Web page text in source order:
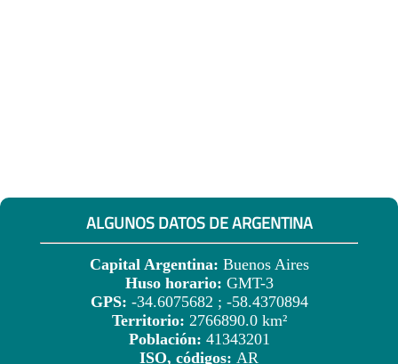
ALGUNOS DATOS DE ARGENTINA
Capital Argentina: Buenos Aires
Huso horario: GMT-3
GPS: -34.6075682 ; -58.4370894
Territorio: 2766890.0 km²
Población: 41343201
ISO, códigos: AR